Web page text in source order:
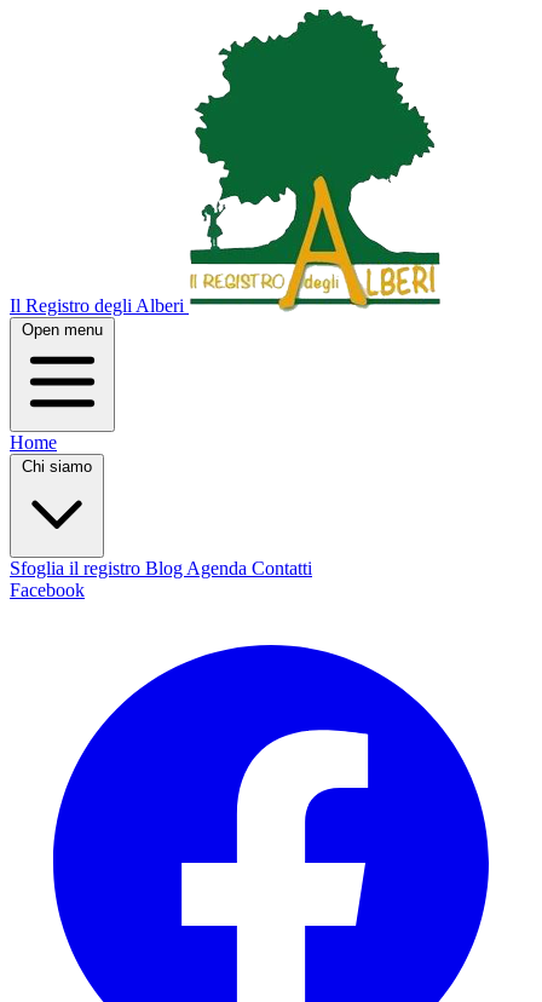
Il Registro degli Alberi
Open menu
Home
Chi siamo
Sfoglia il registro Blog Agenda Contatti
Facebook